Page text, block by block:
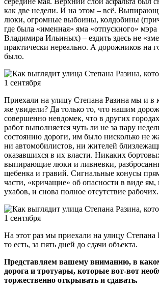
как две недели. И на этом – всё.
люки, огромные выбоины, колдобины
где была «именная» яма «отпускного»
Владимира Ильиных) – ездить здесь не
практически нереально. А дорожников на
было.
Приехали на улицу Степана Разина мы и в
же увидели? Да только то, что нашим
совершенно невдомек, что в других
работ выполняется чуть ли не за пару
состоянию дороги, им было нисколько не
ни автомобилистов, ни жителей
оказавшихся в их власти. Никаких
выпирающие люки и ливневки,
щебенка и гравий. Сигнальные конусы
части, «кричащие» об опасности в виде ям,
ухабов, и снова полное отсутствие рабочих.
На этот раз мы приехали на улицу Степана
то есть, за пять дней до сдачи объекта.
Представляем вашему вниманию, в
дорога и тротуары, которые вот-вот
торжественно открывать и сдавать.